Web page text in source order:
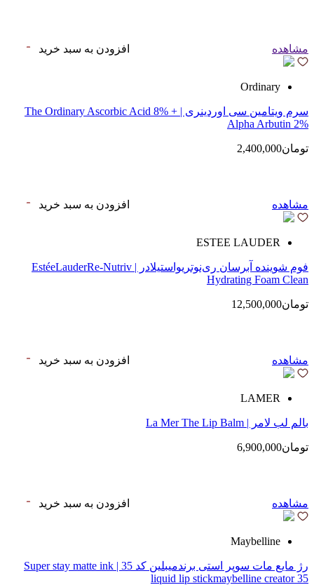
مشاهده افزودن به سبد خرید
Ordinary
سرم ویتامین سی اوردینری | The Ordinary Ascorbic Acid 8% +
Alpha Arbutin 2%
تومان2,400,000
مشاهده افزودن به سبد خرید
ESTEE LAUDER
فوم شوینده آبرسان ری‌نوتریواستیلادر | EstéeLauderRe-Nutriv
Hydrating Foam Clean
تومان12,500,000
مشاهده افزودن به سبد خرید
LAMER
بالم لب لامر | La Mer The Lip Balm
تومان6,900,000
مشاهده افزودن به سبد خرید
Maybelline
رژ مایع مات سوپر استی‌ برندمیبلین کد 35 | Super stay matte ink
liquid lip stickmaybelline creator 35